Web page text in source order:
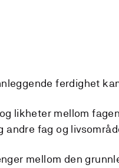
ferdighet
likheter mellom
andre fag og
mellom den